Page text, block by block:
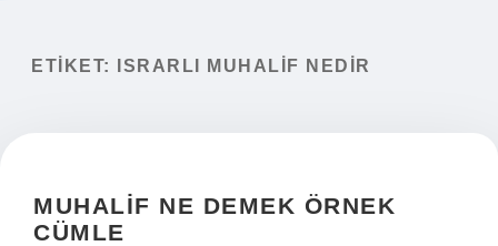
Yasal Uyarı
ETIKET: ISRARLI MUHALIF NEDIR
MUHALIF NE DEMEK ÖRNEK
CÜMLE